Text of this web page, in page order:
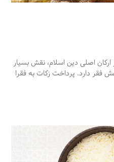
اصلی دین اسلام، نقش بسیار
فقر دارد. پرداخت زکات به فقرا